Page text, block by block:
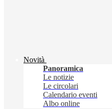
Novità
Panoramica
Le notizie
Le circolari
Calendario eventi
Albo online